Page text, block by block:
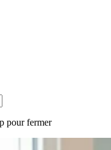
pour fermer